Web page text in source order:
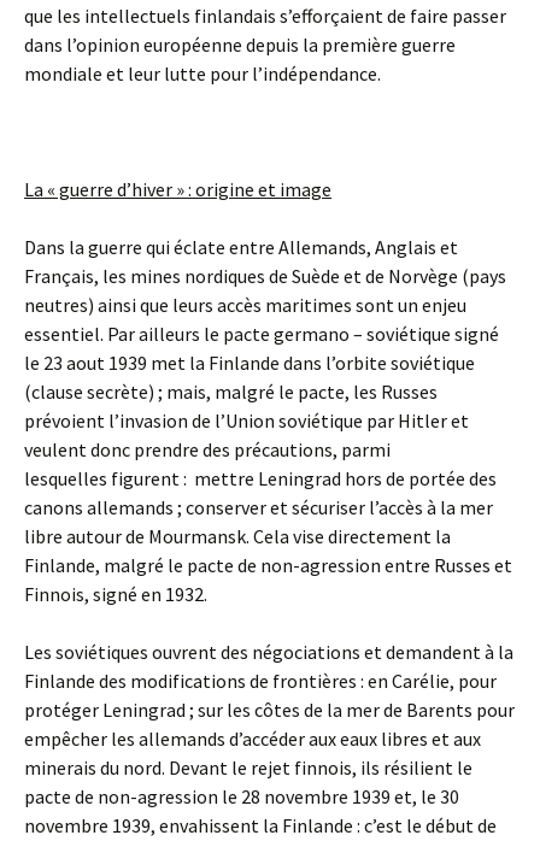
que les intellectuels finlandais s’efforçaient de faire passer
dans l’opinion européenne depuis la première guerre
mondiale et leur lutte pour l’indépendance.
La « guerre d’hiver » : origine et image
Dans la guerre qui éclate entre Allemands, Anglais et
Français, les mines nordiques de Suède et de Norvège (pays
neutres) ainsi que leurs accès maritimes sont un enjeu
essentiel. Par ailleurs le pacte germano – soviétique signé
le 23 aout 1939 met la Finlande dans l’orbite soviétique
(clause secrète) ; mais, malgré le pacte, les Russes
prévoient l’invasion de l’Union soviétique par Hitler et
veulent donc prendre des précautions, parmi
lesquelles figurent : mettre Leningrad hors de portée des
canons allemands ; conserver et sécuriser l’accès à la mer
libre autour de Mourmansk. Cela vise directement la
Finlande, malgré le pacte de non-agression entre Russes et
Finnois, signé en 1932.
Les soviétiques ouvrent des négociations et demandent à la
Finlande des modifications de frontières : en Carélie, pour
protéger Leningrad ; sur les côtes de la mer de Barents pour
empêcher les allemands d’accéder aux eaux libres et aux
minerais du nord. Devant le rejet finnois, ils résilient le
pacte de non-agression le 28 novembre 1939 et, le 30
novembre 1939, envahissent la Finlande : c’est le début de